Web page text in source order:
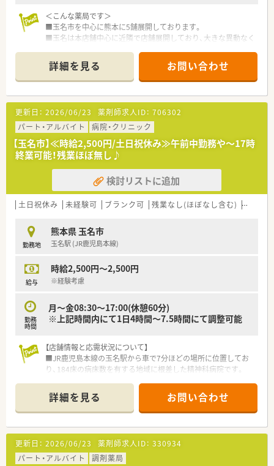
れます。
ト導入の最先端調剤薬局”の開局など、最先端技術を導入した取
り組みを積極的に行っております。
＜こんな薬局です＞
■玉名市を中心に熊本に5舗展開しております。
■玉名は本店舗中心に近隣で店舗展開しており、大きな異動なく
■外来対応はもちろん、在宅、OTC、漢方など様々な分野を学ぶ
ことができます。
<こんな店舗です>
■門前のクリニックはなく、面対応と在宅を中心にした薬局で
す。
■調剤併設型の店舗でOTCの取扱い、化粧品の販売も行っている
地域のドラッグストアです。
■調剤室には錠剤全自動分包機など機材が充実しております。
■在宅は近隣の施設をメインに行っており、社長が主に対応され
ております。
詳細を見る お問い合わせ
更新日： 2026/06/23 薬剤師求人ID： 706302
パート・アルバイト
病院・クリニック
【玉名市】≪時給2,500円/土日祝休み≫午前中勤務や～17時
終業可能！残業ほぼ無し♪
検討リストに追加
土日祝休み 未経験可 ブランク可 残業なし(ほぼなし含む) 転勤な
勤務地
熊本県 玉名市
玉名駅 (JR鹿児島本線)
給与
時給2,500円～2,500円
※経験考慮
勤務
時間
月～金08:30～17:00(休憩60分)
※上記時間内にて1日4時間～7.5時間にて調整可能
【店舗情報と応需状況について】
■JR鹿児島本線の玉名駅から車で7分ほどの場所に位置してお
り、184床の病床数を有する地域に根差した精神科病院です。
入院患者様への調剤や服薬指導が中心の業務内容となります。
■2026年3月現在は薬剤師2名体制で運営されており、処方箋枚
数に応じて無理のないペースで業務に取り組める環境です。
【募集背景と求める人物像について】
■今回は欠員補充による急募の案件であり、即戦力として貢献い
ただける方はもちろん、未経験の方の応募も歓迎しています。
詳細を見る お問い合わせ
更新日： 2026/06/23 薬剤師求人ID： 330934
パート・アルバイト
調剤薬局